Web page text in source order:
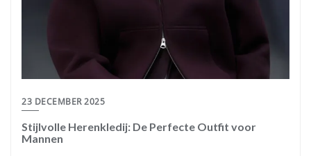
23 DECEMBER 2025
Stijlvolle Herenkledij: De Perfecte Outfit voor
Mannen